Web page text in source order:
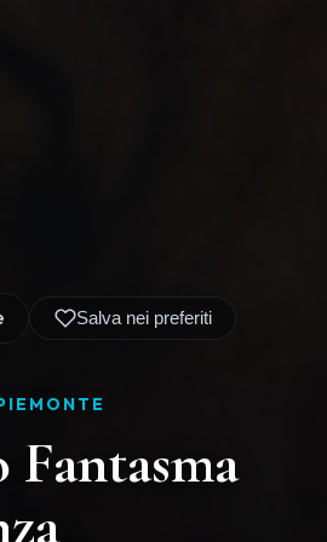
Salva nei preferiti
Fantasma